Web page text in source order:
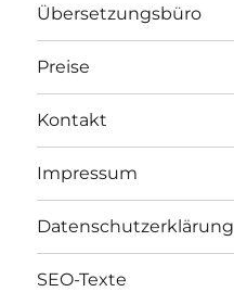
Übersetzungsbüro
Preise
Kontakt
Impressum
Datenschutzerklärung
SEO-Texte